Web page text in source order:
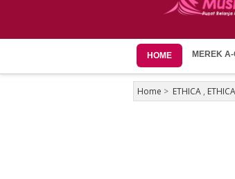
HOME MEREK A-
Home > ETHICA ,